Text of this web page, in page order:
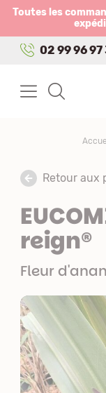
Toutes les
02 99 96 97
Retour aux
reign®
Fleur
Panneau de gestion